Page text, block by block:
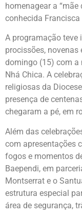
homenagear a
conhecida Francisca
A programação teve
procissões,
domingo (15) com a
Nhá Chica. A
religiosas da
presença de
chegaram a pé, em
Além das
com apresentações
fogos e momentos
Baependi, em
Montserrat e o
estrutura especial
área de segurança,